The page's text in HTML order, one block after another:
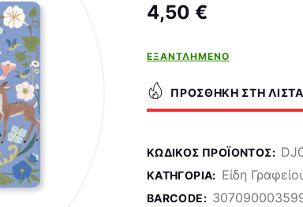
4,50 €
ΕΞΑΝΤΛΗΜΈΝΟ
ΠΡΟΣΘΉΚΗ ΣΤΗ
ΚΩΔΙΚΌΣ ΠΡΟΪΌΝΤΟΣ:
ΚΑΤΗΓΟΡΊΑ: Είδη
BARCODE: